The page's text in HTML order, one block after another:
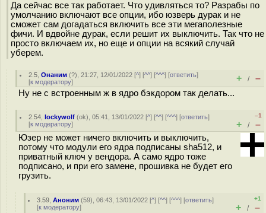
Да сейчас все так работает. Что удивляться то? Разрабы по
умолчанию включают все опции, ибо юзверь дурак и не
сможет сам догадаться включить все эти мегаполезные
фичи. И вдвойне дурак, если решит их выключить. Так что не
просто включаем их, но еще и опции на всякий случай
уберем.
2.5 ,Онаним (?), 21:27, 12/01/2022 [^] [^^] [^^^] [ответить]
[к модератору] + / –
Ну не с встроенным ж в ядро бэкдором так делать...
2.54 ,lockywolf (ok), 05:41, 13/01/2022 [^] [^^] [^^^] [ответить]
[к модератору]
–1
+ / –
Юзер не может ничего включить и выключить,
потому что модули его ядра подписаны sha512, и
приватный ключ у вендора. А само ядро тоже
подписано, и при его замене, прошивка не будет его
грузить.
3.59 ,Аноним (59), 06:43, 13/01/2022 [^] [^^] [^^^] [ответить]
[к модератору]
+1
+ / –